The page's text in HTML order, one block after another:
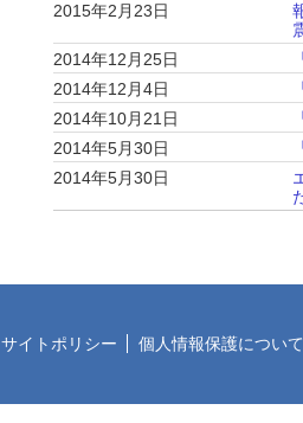
2015年2月23日
2014年12月25日
2014年12月4日
2014年10月21日
2014年5月30日
2014年5月30日
サイトポリシー 個人情報保護について